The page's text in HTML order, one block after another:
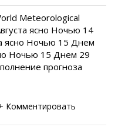
Meteorological
ясно Ночью 14
ясно Ночью 15 Днем
Ночью 15 Днем 29
прогноза
Комментировать